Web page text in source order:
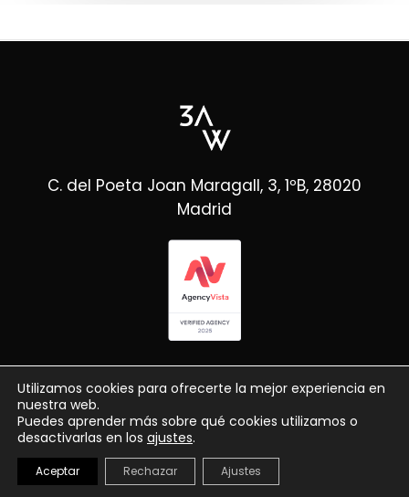
C. del Poeta Joan Maragall, 3, 1ºB, 28020
Madrid
© Copyright 3AW2026
Utilizamos cookies para ofrecerte la mejor experiencia en
nuestra web.
Puedes aprender más sobre qué cookies utilizamos o
desactivarlas en los ajustes.
Aceptar Rechazar Ajustes